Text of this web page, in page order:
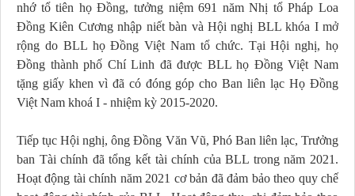
nhớ tổ tiên họ Đồng, tưởng niệm 691 năm Nhị tổ Pháp Loa
Đồng Kiên Cương nhập niết bàn và Hội nghị BLL khóa I mở
rộng do BLL họ Đồng Việt Nam tổ chức. Tại Hội nghị, họ
Đồng thành phố Chí Linh đã được BLL họ Đồng Việt Nam
tặng giấy khen vì đã có đóng góp cho Ban liên lạc Họ Đồng
Việt Nam khoá I - nhiệm kỳ 2015-2020.
Tiếp tục Hội nghị, ông Đồng Văn Vũ, Phó Ban liên lạc, Trưởng
ban Tài chính đã tổng kết tài chính của BLL trong năm 2021.
Hoạt động tài chính năm 2021 cơ bản đã đảm bảo theo quy chế